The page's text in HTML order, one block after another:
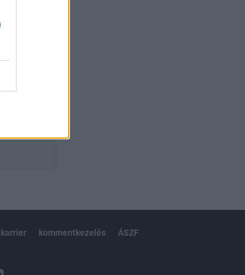
karrier kommentkezelés ÁSZF